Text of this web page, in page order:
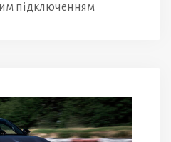
підключенням